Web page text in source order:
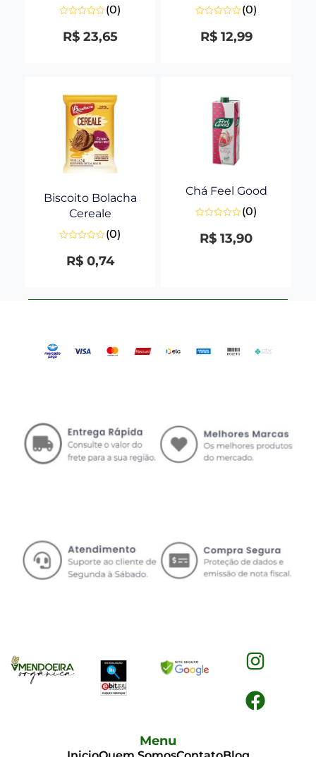
de
(0)
R$23,65
de
(0)
R$12,99
Biscoito Bolacha
Cereale
(0)
R$0,74
Chá Feel Good
de
(0)
R$ 13,90
Menu